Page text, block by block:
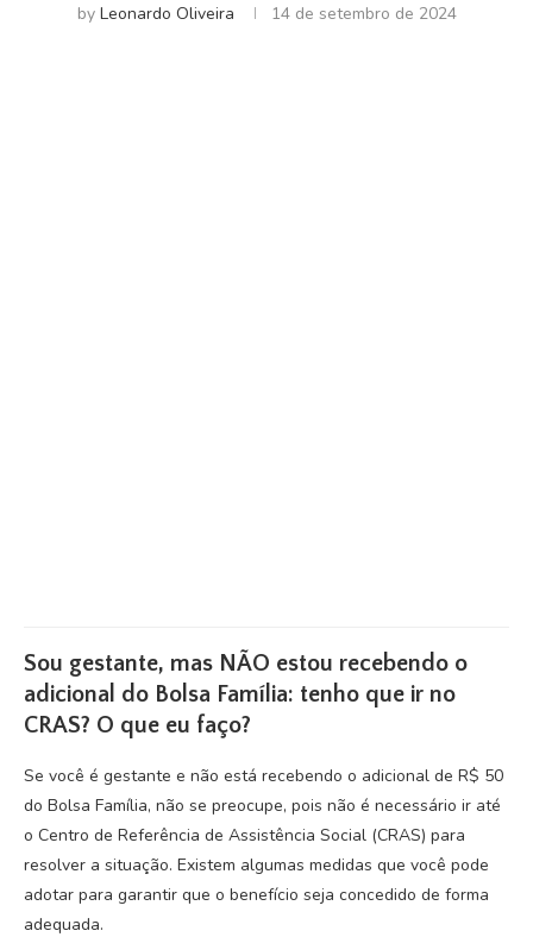
by Leonardo Oliveira 14 de setembro de 2024
Sou gestante, mas NÃO estou recebendo o
adicional do Bolsa Família: tenho que ir no
CRAS? O que eu faço?
Se você é gestante e não está recebendo o adicional de R$ 50
do Bolsa Família, não se preocupe, pois não é necessário ir até
o Centro de Referência de Assistência Social (CRAS) para
resolver a situação. Existem algumas medidas que você pode
adotar para garantir que o benefício seja concedido de forma
adequada.